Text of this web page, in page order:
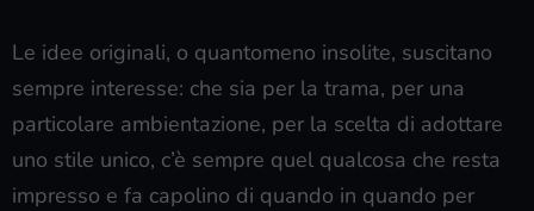
Le idee originali, o quantomeno insolite, suscitano
sempre interesse: che sia per la trama, per una
particolare ambientazione, per la scelta di adottare
uno stile unico, c’è sempre quel qualcosa che resta
impresso e fa capolino di quando in quando per